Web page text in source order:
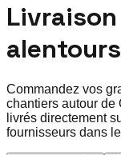
Commandez vos
chantiers autour de
livrés directement
fournisseurs dans le